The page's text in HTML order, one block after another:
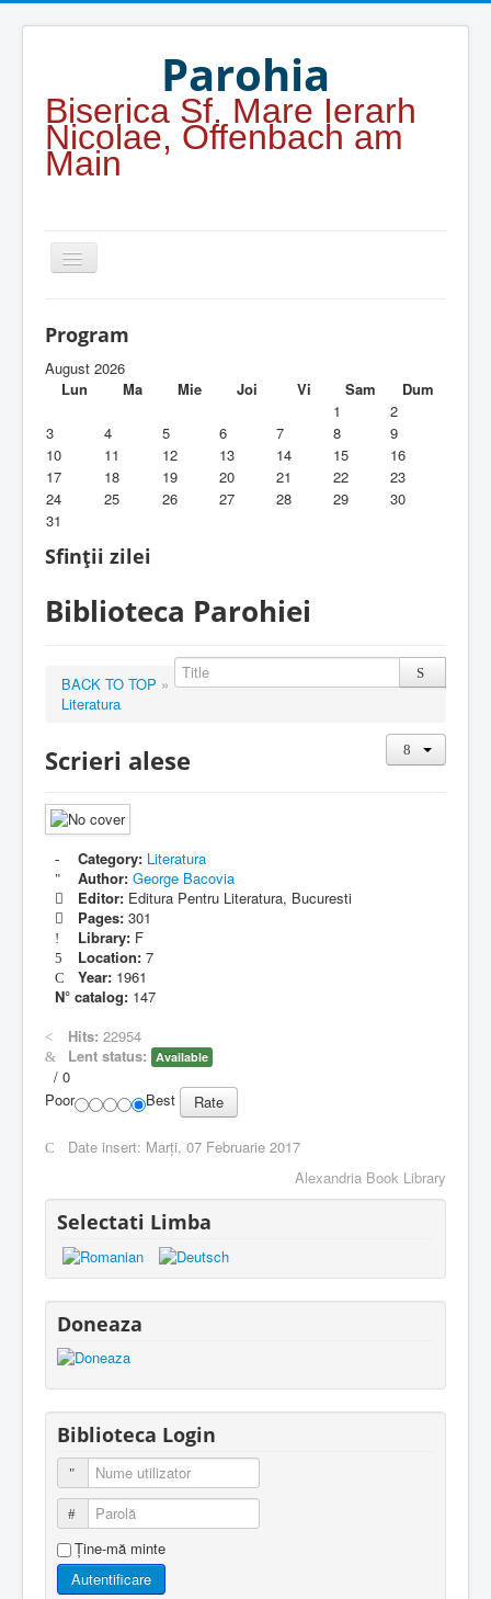
Parohia
Biserica Sf. Mare Ierarh
Nicolae, Offenbach am
Main
Duhovnicesti
Servicii religioase
Alte legaturi
Foaia Parohiei
Activitati copii si tineri
Program
August 2026
Lun
Ma Mie Joi Vi Sam
Dum
1
2
3
4 5 6 7 8
9
10
11 12 13 14 15
16
17
18 19 20 21 22
23
24
25 26 27 28 29
30
31
Sfinții zilei
Biblioteca Parohiei
BACK TO TOP »
Literatura
Scrieri alese
Category: Literatura
Author:George Bacovia
Editor: Editura Pentru Literatura, Bucuresti
Pages:301
Library: F
Location:7
Year: 1961
N° catalog: 147
Hits:22954
Lent status: Available
/ 0
Poor
Best
Date insert: Marți, 07 Februarie 2017
Alexandria Book Library
Selectati Limba
Doneaza
Biblioteca Login
Nume utilizator
Parolă
Ţine-mă minte
Autentificare